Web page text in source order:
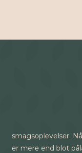
smagsoplevelser.
er mere end blot